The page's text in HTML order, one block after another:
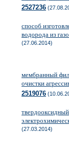
2527236
способ
водорода из
(27.06.2014)
мембранный
очистки
2519076
(27.03.2014)